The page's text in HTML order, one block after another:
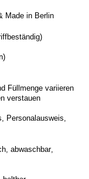
Made in Berlin
Füllmenge variieren
verstauen
Personalausweis,
abwaschbar,